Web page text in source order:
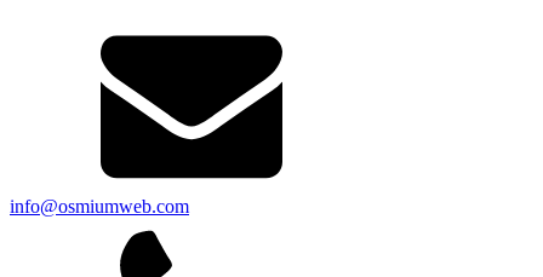
info@osmiumweb.com